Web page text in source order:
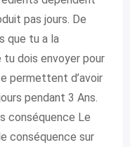
pas jours. De
que tu a la
dois envoyer pour
permettent d’avoir
pendant 3 Ans.
conséquence Le
conséquence sur